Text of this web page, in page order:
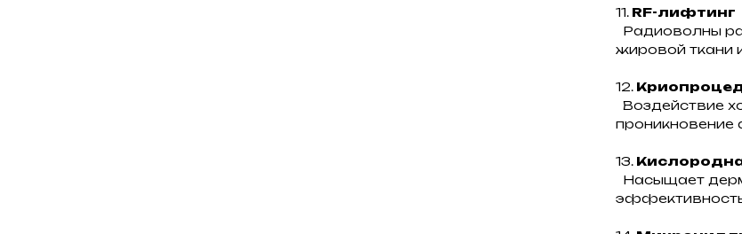
11. RF-лифтинг
Радиоволны
жировой ткани
12.
Воздействие
проникновение
13.
Насыщает